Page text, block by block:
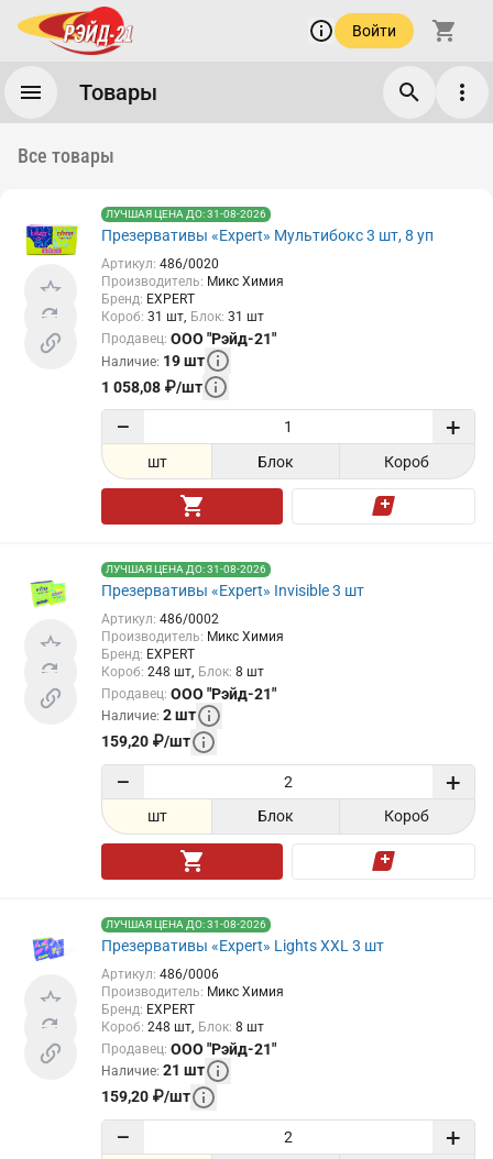
Войти
Товары
Все товары
ЛУЧШАЯ ЦЕНА ДО: 31-08-2026
Презервативы «Expert» Мультибокс 3 шт, 8 уп
Артикул: 486/0020
Производитель: Микс Химия
Бренд: EXPERT
Короб: 31 шт Блок: 31 шт
Продавец: ООО "Рэйд-21"
Наличие: 19шт
1 058,08 ₽/шт
− +
шт Блок Короб
ЛУЧШАЯ ЦЕНА ДО: 31-08-2026
Презервативы «Expert» Invisible 3 шт
Артикул: 486/0002
Производитель: Микс Химия
Бренд: EXPERT
Короб: 248 шт Блок: 8 шт
Продавец: ООО "Рэйд-21"
Наличие: 2шт
159,20 ₽/шт
− +
шт Блок Короб
ЛУЧШАЯ ЦЕНА ДО: 31-08-2026
Презервативы «Expert» Lights XXL 3 шт
Артикул: 486/0006
Производитель: Микс Химия
Бренд: EXPERT
Короб: 248 шт Блок: 8 шт
Продавец: ООО "Рэйд-21"
Наличие: 21 шт
159,20 ₽/шт
− +